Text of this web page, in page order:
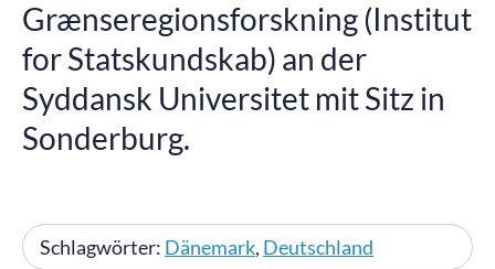
Grænseregions­forskning (Institut
for Statskundskab) an der
Syddansk Universitet mit Sitz in
Sonderburg.
Schlagwörter: Dänemark, Deutschland